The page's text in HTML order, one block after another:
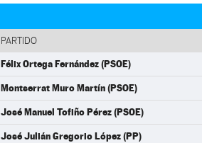
PARTIDO
Félix Ortega Fernández (PSOE)
Montserrat Muro Martín (PSOE)
José Manuel Tofiño Pérez (PSOE)
José Julián Gregorio López (PP)